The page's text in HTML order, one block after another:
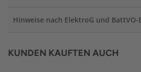
Hinweise nach ElektroG und BattVO-
KUNDEN KAUFTEN AUCH